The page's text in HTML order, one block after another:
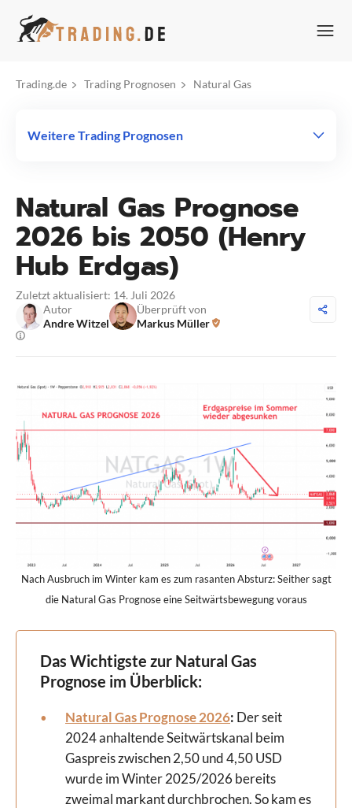
Inhalt
Trading.de Trading Prognosen Natural Gas
Natural Gas Prognose
2026 bis 2050 (Henry
Hub Erdgas)
Zuletzt aktualisiert: 14. Juli 2026
Autor
Andre Witzel
Überprüft von
Markus Müller
Nach Ausbruch im Winter kam es zum rasanten Absturz: Seither sagt
die Natural Gas Prognose eine Seitwärtsbewegung voraus
Das Wichtigste zur Natural Gas
Prognose im Überblick:
Natural Gas Prognose 2026: Der seit
2024 anhaltende Seitwärtskanal beim
Gaspreis zwischen 2,50 und 4,50 USD
wurde im Winter 2025/2026 bereits
zweimal markant durchbrochen. So kam es
Weitere Trading Prognosen